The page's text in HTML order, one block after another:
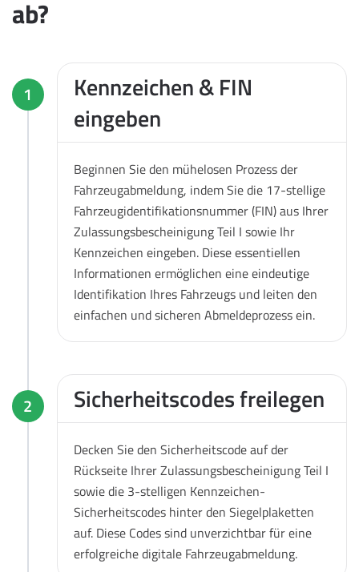
ab?
1
Kennzeichen & FIN
eingeben
Beginnen Sie den mühelosen Prozess der
Fahrzeugabmeldung, indem Sie die 17-stellige
Fahrzeugidentifikationsnummer (FIN) aus Ihrer
Zulassungsbescheinigung Teil I sowie Ihr
Kennzeichen eingeben. Diese essentiellen
Informationen ermöglichen eine eindeutige
Identifikation Ihres Fahrzeugs und leiten den
einfachen und sicheren Abmeldeprozess ein.
2 Sicherheitscodes freilegen
Decken Sie den Sicherheitscode auf der
Rückseite Ihrer Zulassungsbescheinigung Teil I
sowie die 3-stelligen Kennzeichen-
Sicherheitscodes hinter den Siegelplaketten
auf. Diese Codes sind unverzichtbar für eine
erfolgreiche digitale Fahrzeugabmeldung.